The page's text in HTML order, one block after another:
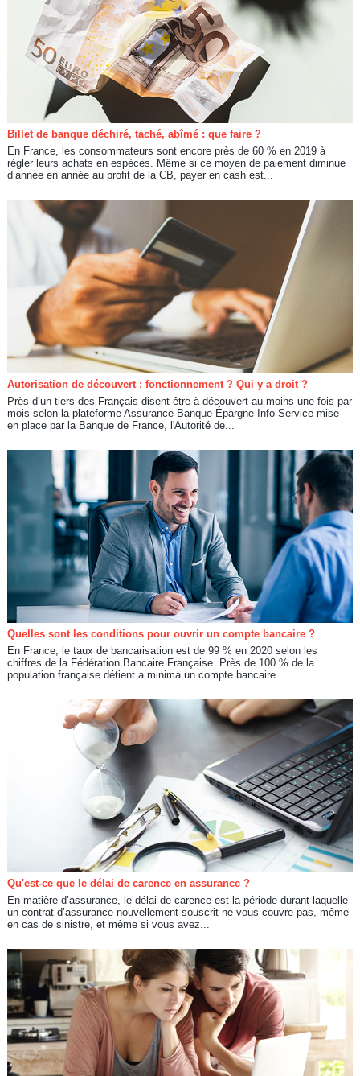
Billet de banque déchiré, taché, abîmé : que faire ?
En France, les consommateurs sont encore près de 60 % en 2019 à
régler leurs achats en espèces. Même si ce moyen de paiement diminue
d’année en année au profit de la CB, payer en cash est...
Autorisation de découvert : fonctionnement ? Qui y a droit ?
Près d’un tiers des Français disent être à découvert au moins une fois par
mois selon la plateforme Assurance Banque Épargne Info Service mise
en place par la Banque de France, l'Autorité de...
Quelles sont les conditions pour ouvrir un compte bancaire ?
En France, le taux de bancarisation est de 99 % en 2020 selon les
chiffres de la Fédération Bancaire Française. Près de 100 % de la
population française détient a minima un compte bancaire...
Qu'est-ce que le délai de carence en assurance ?
En matière d’assurance, le délai de carence est la période durant laquelle
un contrat d’assurance nouvellement souscrit ne vous couvre pas, même
en cas de sinistre, et même si vous avez...